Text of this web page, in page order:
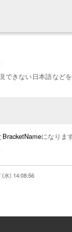
できない日本語など
BracketNameになります
(水) 14:08:56